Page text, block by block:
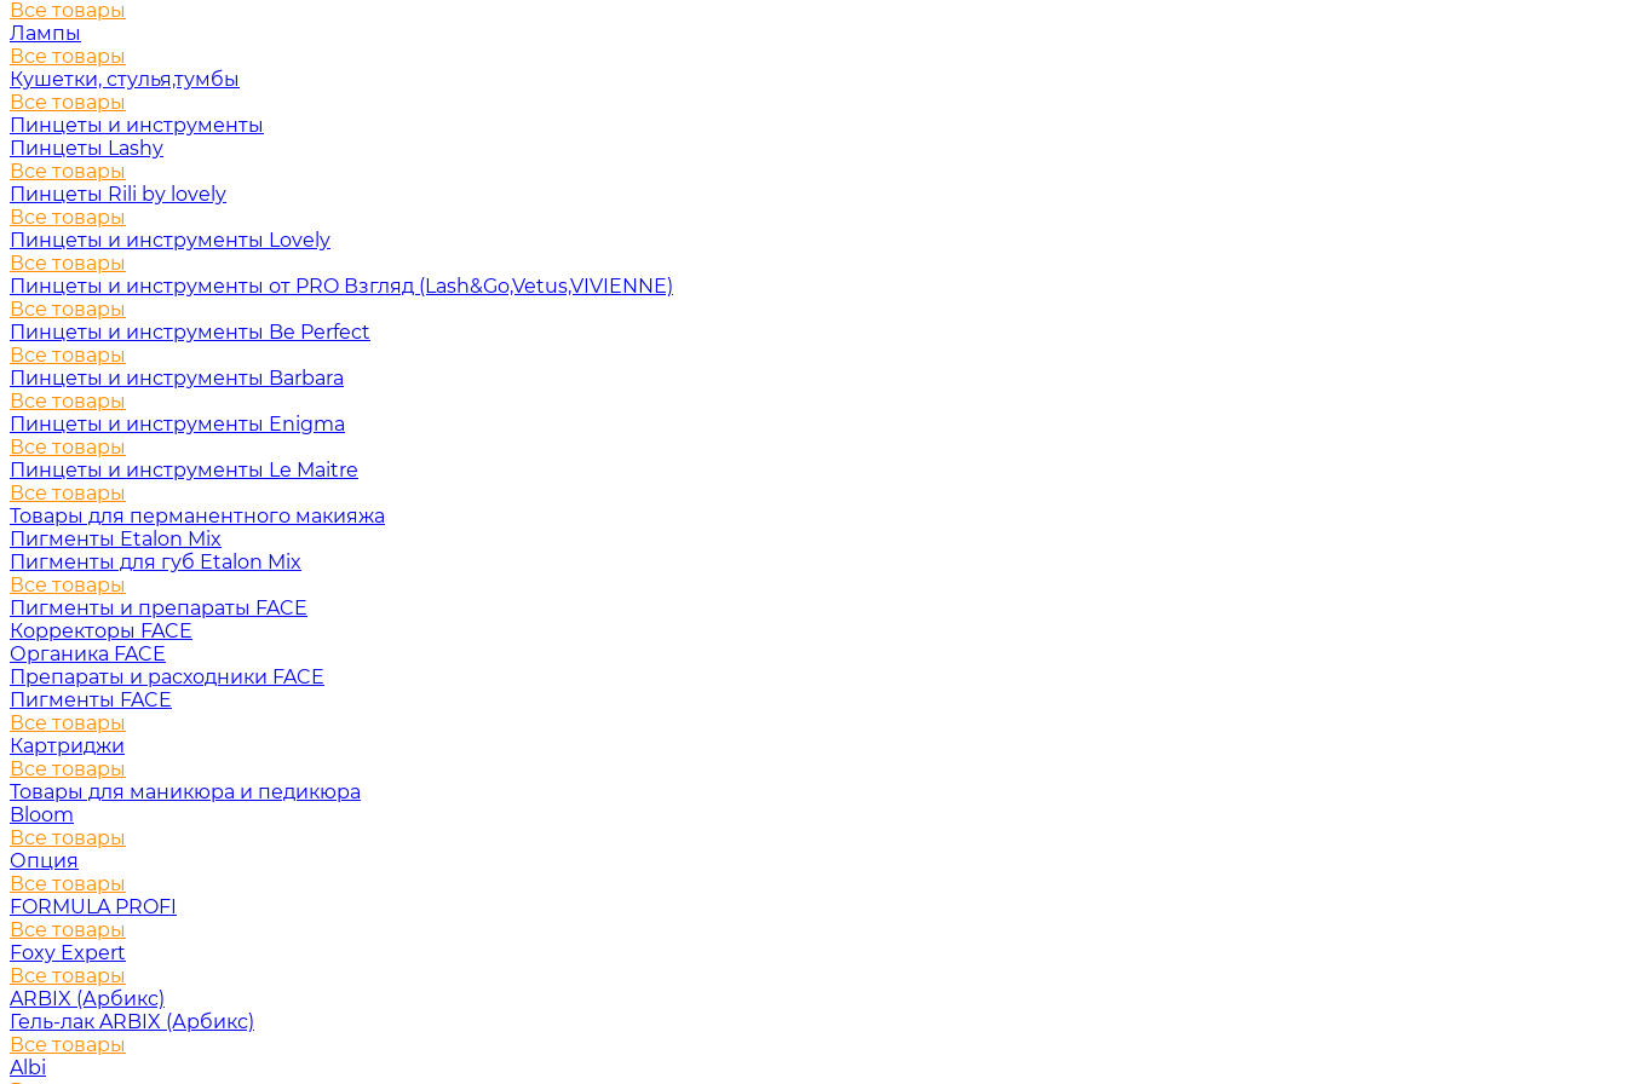
Все товары
Лампы
Все товары
Кушетки, стулья,тумбы
Все товары
Пинцеты и инструменты
Пинцеты Lashy
Все товары
Пинцеты Rili by lovely
Все товары
Пинцеты и инструменты Lovely
Все товары
Пинцеты и инструменты от PRO Взгляд (Lash&Go,Vetus,VIVIENNE)
Все товары
Пинцеты и инструменты Be Perfect
Все товары
Пинцеты и инструменты Barbara
Все товары
Пинцеты и инструменты Enigma
Все товары
Пинцеты и инструменты Le Maitre
Все товары
Товары для перманентного макияжа
Пигменты Etalon Mix
Пигменты для губ Etalon Mix
Все товары
Пигменты и препараты FACE
Корректоры FACE
Органика FACE
Препараты и расходники FACE
Пигменты FACE
Все товары
Картриджи
Все товары
Товары для маникюра и педикюра
Bloom
Все товары
Опция
Все товары
FORMULA PROFI
Все товары
Foxy Expert
Все товары
ARBIX (Арбикс)
Гель-лак ARBIX (Арбикс)
Все товары
Albi